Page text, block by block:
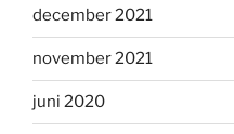
december 2021
november 2021
juni 2020